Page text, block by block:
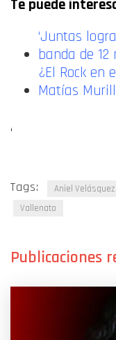
Te puede
‘Juntas
banda de
¿El Rock en
Matías
‘
Tags: Aniel Velásquez
Vallenato